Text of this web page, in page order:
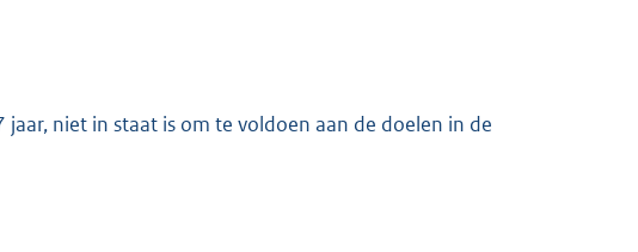
e
niet in staat is om te voldoen aan de doelen in de